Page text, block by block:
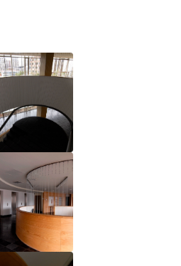
Pontificia Universidad
de Chile
Pontificia Universidad
UC 2025
de Graduación
en Derecho, LLM 2025